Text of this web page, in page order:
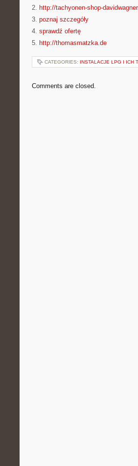
2. http://tachyonen-shop-
3. poznaj szczegóły
4. sprawdź ofertę
5. http://thomasmatzka.de
CATEGORIES: INSTALACJE LPG I ICH
Comments are closed.